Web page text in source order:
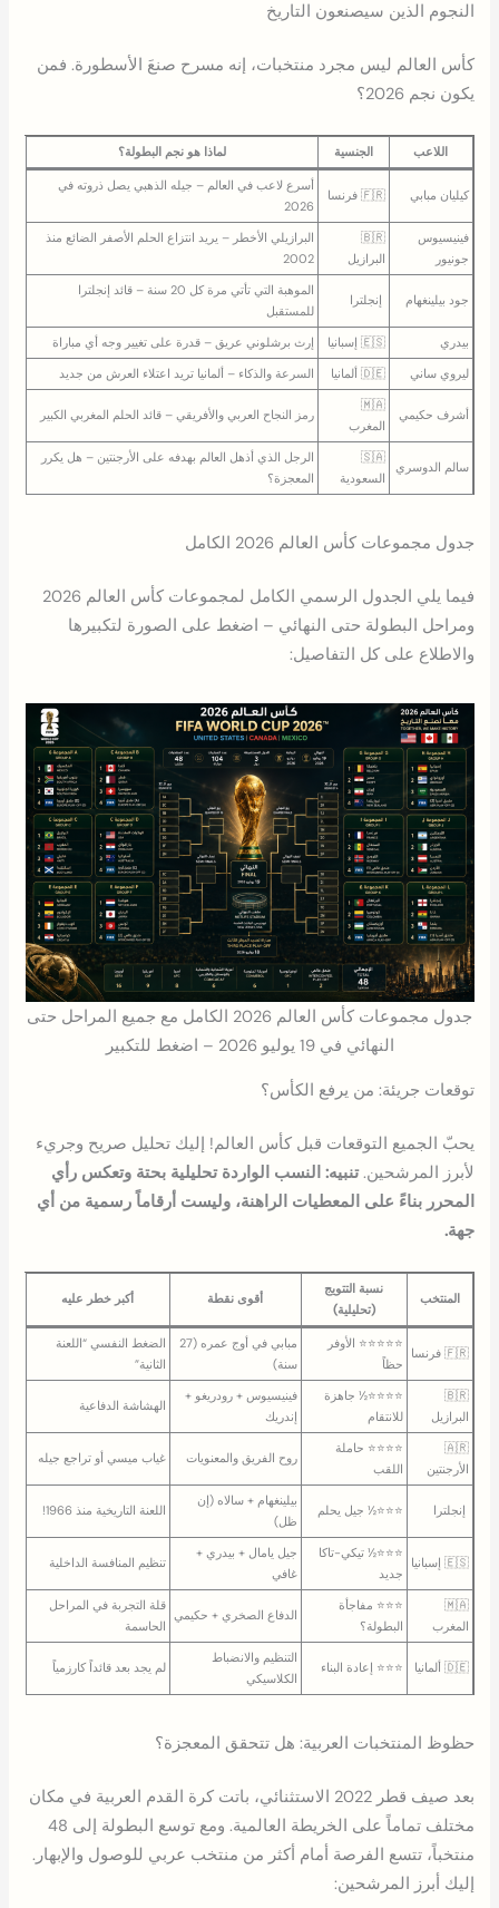
النجوم الذين سيصنعون التاريخ
كأس العالم ليس مجرد منتخبات، إنه مسرح صنعَ الأسطورة. فمن
يكون نجم 2026؟
اللاعب الجنسية لماذا هو نجم البطولة؟
كيليان مبابي 🇫🇷 فرنسا
أسرع لاعب في العالم – جيله الذهبي يصل ذروته في
2026
فينيسيوس
جونيور
🇧🇷
البرازيل
البرازيلي الأخطر – يريد انتزاع الحلم الأصفر الضائع منذ
2002
جود بيلينغهام 󠁧󠁢󠁥󠁮󠁧󠁿 إنجلترا
الموهبة التي تأتي مرة كل 20 سنة – قائد إنجلترا
للمستقبل
بيدري
🇪🇸 إسبانيا
إرث برشلوني عريق – قدرة على تغيير وجه أي مباراة
ليروي ساني
🇩🇪 ألمانيا السرعة والذكاء – ألمانيا تريد اعتلاء العرش من جديد
أشرف حكيمي
🇲🇦
المغرب
رمز النجاح العربي والأفريقي – قائد الحلم المغربي الكبير
سالم الدوسري
🇸🇦
السعودية
الرجل الذي أذهل العالم بهدفه على الأرجنتين – هل يكرر
المعجزة؟
جدول مجموعات كأس العالم 2026 الكامل
فيما يلي الجدول الرسمي الكامل لمجموعات كأس العالم 2026
ومراحل البطولة حتى النهائي – اضغط على الصورة لتكبيرها
والاطلاع على كل التفاصيل:
جدول مجموعات كأس العالم 2026 الكامل مع جميع المراحل حتى
النهائي في 19 يوليو 2026 – اضغط للتكبير
توقعات جريئة: من يرفع الكأس؟
يحبّ الجميع التوقعات قبل كأس العالم! إليك تحليل صريح وجريء
لأبرز المرشحين.تنبيه: النسب الواردة تحليلية بحتة وتعكس رأي
المحرر بناءً على المعطيات الراهنة، وليست أرقاماً رسمية من أي
جهة.
المنتخب
نسبة التتويج
(تحليلية)
أقوى نقطة أكبر خطر عليه
🇫🇷 فرنسا
⭐⭐⭐⭐⭐ الأوفر
حظاً
مبابي في أوج عمره (27
سنة)
الضغط النفسي “اللعنة
الثانية”
🇧🇷
البرازيل
⭐⭐⭐⭐½ جاهزة
للانتقام
فينيسيوس + رودريغو +
إندريك
الهشاشة الدفاعية
🇦🇷
الأرجنتين
⭐⭐⭐⭐ حاملة
اللقب
روح الفريق والمعنويات غياب ميسي أو تراجع جيله
󠁧󠁢󠁥󠁮󠁧󠁿 إنجلترا ⭐⭐⭐½ جيل يحلم
بيلينغهام + سالاه (إن
ظل)
اللعنة التاريخية منذ 1966!
🇪🇸 إسبانيا
⭐⭐⭐½ تيكي-تاكا
جديد
جيل يامال + بيدري +
غافي
تنظيم المنافسة الداخلية
🇲🇦
المغرب
⭐⭐⭐ مفاجأة
البطولة؟
الدفاع الصخري + حكيمي
قلة التجربة في المراحل
الحاسمة
🇩🇪 ألمانيا ⭐⭐⭐ إعادة البناء
التنظيم والانضباط
الكلاسيكي
لم يجد بعد قائداً كارزمياً
حظوظ المنتخبات العربية: هل تتحقق المعجزة؟
بعد صيف قطر 2022 الاستثنائي، باتت كرة القدم العربية في مكان
مختلف تماماً على الخريطة العالمية. ومع توسع البطولة إلى 48
منتخباً، تتسع الفرصة أمام أكثر من منتخب عربي للوصول والإبهار.
إليك أبرز المرشحين: